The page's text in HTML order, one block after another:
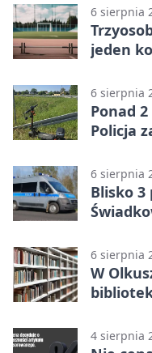
6 sierpnia
jeden
6 sierpnia
Ponad
Policja
6 sierpnia
Blisko 3
6 sierpnia
W
4 sierpnia